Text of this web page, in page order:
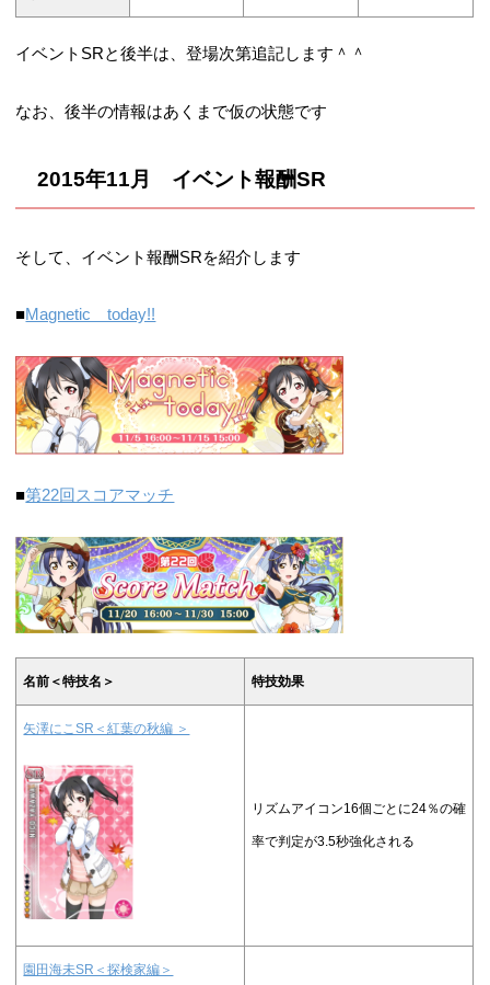
イベントSRと後半は、登場次第追記します＾＾
なお、後半の情報はあくまで仮の状態です
2015年11月 イベント報酬SR
そして、イベント報酬SRを紹介します
■Magnetic today!!
■第22回スコアマッチ
名前＜特技名＞ 特技効果
矢澤にこSR＜紅葉の秋編 ＞
リズムアイコン16個ごとに24％の確
率で判定が3.5秒強化される
園田海未SR＜探検家編＞